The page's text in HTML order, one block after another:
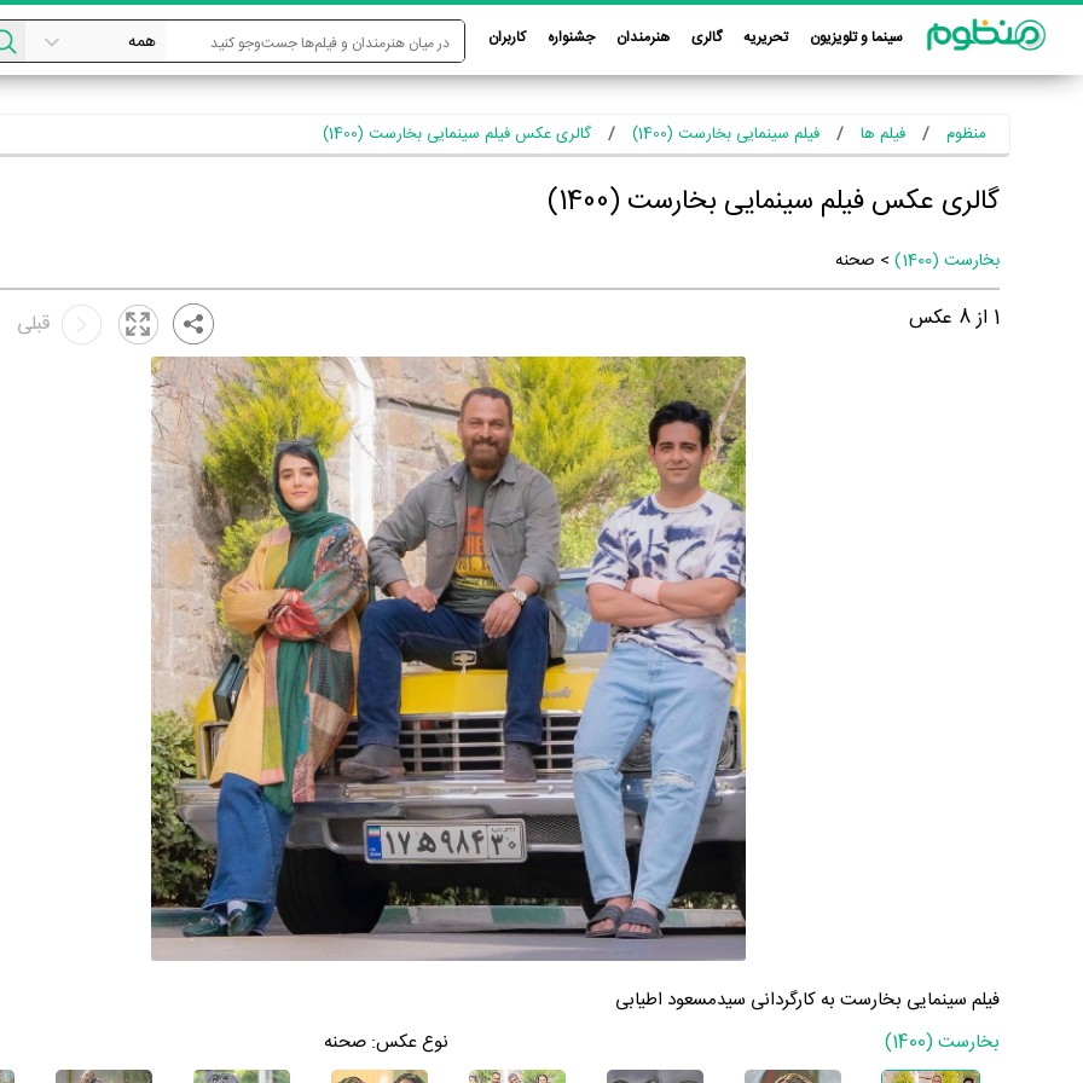
سینما و تلویزیون تحریریه گالری هنرمندان جشنواره کاربران
منظوم فیلم ها فیلم سینمایی بخارست (1400) گالری عکس فیلم سینمایی بخارست (1400)
گالری عکس فیلم سینمایی بخارست (1400)
بخارست (1400) > صحنه
1 از8 عکس قبلی
فیلم سینمایی بخارست به کارگردانی سیدمسعود اطیابی
بخارست (1400)
نوع عکس:صحنه